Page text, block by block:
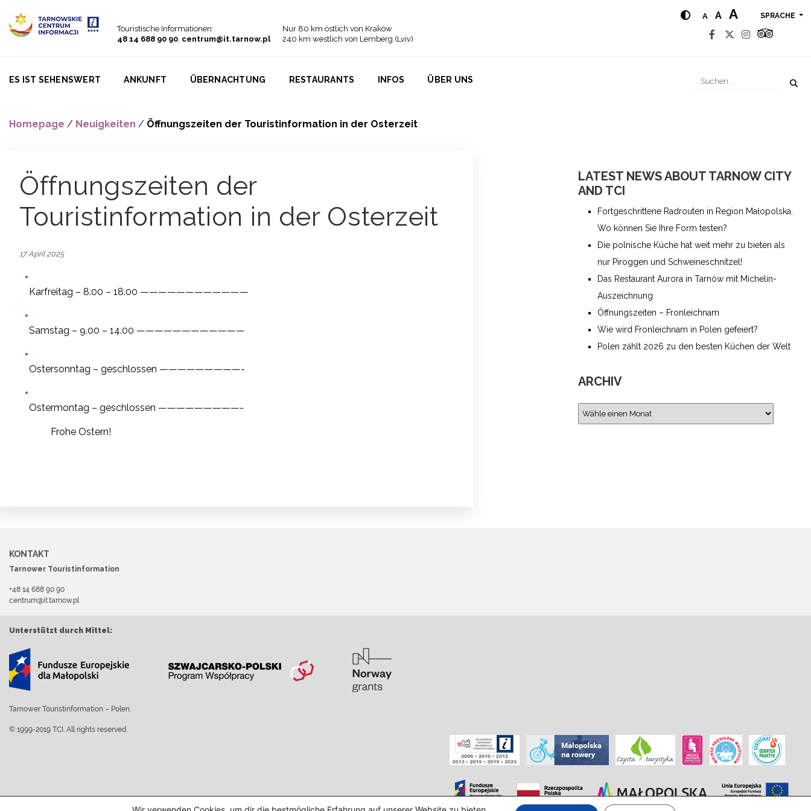
Touristische Informationen:
48 14 688 90 90, centrum@it.tarnow.pl
Nur 80 km östlich von Kraków
240 km westlich von Lemberg (Lviv)
A A A SPRACHE
ES IST SEHENSWERT ANKUNFT ÜBERNACHTUNG RESTAURANTS INFOS ÜBER UNS
Homepage / Neuigkeiten / Öffnungszeiten der Touristinformation in der Osterzeit
Öffnungszeiten der
Touristinformation in der Osterzeit
17 April 2025
Karfreitag – 8.00 – 18.00 ————————————
Samstag – 9.00 – 14.00 ————————————
Ostersonntag – geschlossen —————————-
Ostermontag – geschlossen —————————-
Frohe Ostern!
LATEST NEWS ABOUT TARNOW CITY
AND TCI
Fortgeschrittene Radrouten in Region Małopolska.
Wo können Sie Ihre Form testen?
Die polnische Küche hat weit mehr zu bieten als
nur Piroggen und Schweineschnitzel!
Das Restaurant Aurora in Tarnów mit Michelin-
Auszeichnung
Öffnungszeiten – Fronleichnam
Wie wird Fronleichnam in Polen gefeiert­?
Polen zählt 2026 zu den besten Küchen der Welt
ARCHIV
KONTAKT
Tarnower Touristinformation
+48 14 688 90 90
centrum@it.tarnow.pl
Unterstützt durch Mittel:
Tarnower Touristinformation – Polen.
© 1999-2019 TCI. All rights reserved.